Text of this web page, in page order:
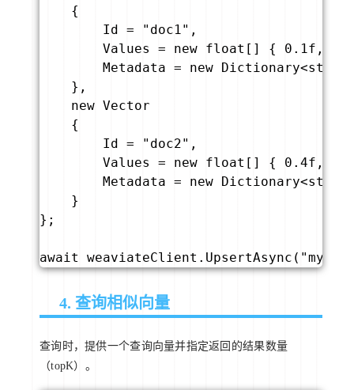
{
Id = "doc1",
Values = new float[] { 0.1f, 0.2f,
Metadata = new
},
new Vector
{
Id = "doc2",
Values = new float[] { 0.4f, 0.5f,
Metadata = new Dictionary<string,
}
};
await weaviateClient.UpsertAsync("my-
4. 查询相似向量
查询时，提供一个查询向量并指定返回的结果数量
（topK）。